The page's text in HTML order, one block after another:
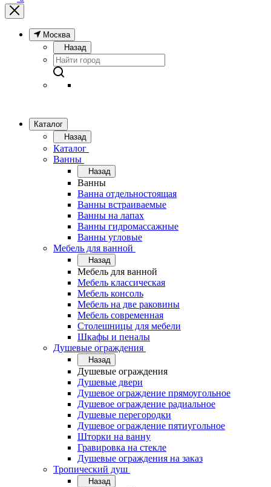
Москва
Назад
Каталог
Назад
Каталог
Ванны
Назад
Ванны
Ванна отдельностоящая
Ванны встраиваемые
Ванны на лапах
Ванны гидромассажные
Ванны угловые
Мебель для ванной
Назад
Мебель для ванной
Мебель классическая
Мебель консоль
Мебель на две раковины
Мебель современная
Столешницы для мебели
Шкафы и пеналы
Душевые ограждения
Назад
Душевые ограждения
Душевые двери
Душевое ограждение прямоугольное
Душевое ограждение радиальное
Душевые перегородки
Душевое ограждение пятиугольное
Шторки на ванну
Гравировка на стекле
Душевые ограждения на заказ
Тропический душ
Назад